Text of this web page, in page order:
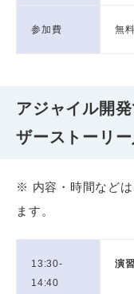
参加費 無料
アジャイル開
ザーストーリー
※ 内容・時間など
ます。
13:30-
14:40
演